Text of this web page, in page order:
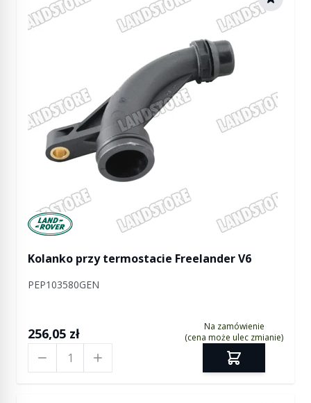
Manufactured by Land rover
Kolanko przy termostacie Freelander V6
PEP103580GEN
256,05 zł
Na zamówienie
(cena może ulec zmianie)